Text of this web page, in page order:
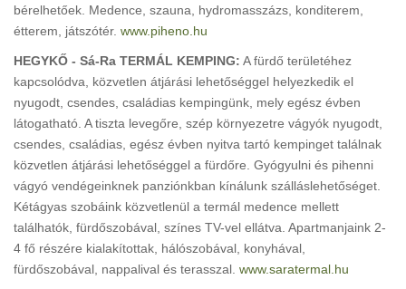
bérelhetőek. Medence, szauna, hydromasszázs, konditerem,
étterem, játszótér. www.piheno.hu
HEGYKŐ - Sá-Ra TERMÁL KEMPING: A fürdő területéhez
kapcsolódva, közvetlen átjárási lehetőséggel helyezkedik el
nyugodt, csendes, családias kempingünk, mely egész évben
látogatható. A tiszta levegőre, szép környezetre vágyók nyugodt,
csendes, családias, egész évben nyitva tartó kempinget találnak
közvetlen átjárási lehetőséggel a fürdőre. Gyógyulni és pihenni
vágyó vendégeinknek panziónkban kínálunk szálláslehetőséget.
Kétágyas szobáink közvetlenül a termál medence mellett
találhatók, fürdőszobával, színes TV-vel ellátva. Apartmanjaink 2-
4 fő részére kialakítottak, hálószobával, konyhával,
fürdőszobával, nappalival és terasszal. www.saratermal.hu